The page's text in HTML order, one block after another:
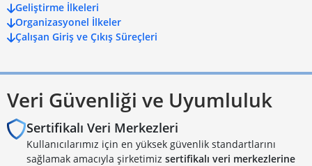
Geliştirme İlkeleri
Organizasyonel İlkeler
Çalışan Giriş ve Çıkış Süreçleri
Veri Güvenliği ve Uyumluluk
Sertifikalı Veri Merkezleri
Kullanıcılarımız için en yüksek güvenlik standartlarını
sağlamak amacıyla şirketimiz sertifikalı veri merkezlerine